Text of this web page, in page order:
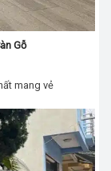
Gỗ
mang vẻ